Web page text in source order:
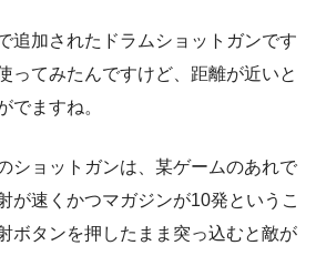
追加されたドラムショットガンです
ってみたんですけど、距離が近いと
でますね。
ショットガンは、某ゲームのあれで
が速くかつマガジンが10発というこ
ボタンを押したまま突っ込むと敵が